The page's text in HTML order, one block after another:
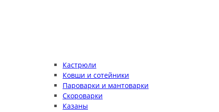
Кастрюли
Ковши и сотейники
Пароварки и мантоварки
Скороварки
Казаны